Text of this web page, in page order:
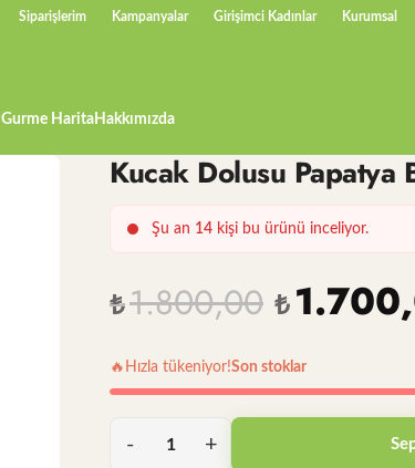
Siparişlerim Kampanyalar Girişimci Kadınlar Kurumsal
Gurme HaritaHakkımızda
Kucak Dolusu Papatya
Şu an 14 kişi bu ürünü inceliyor.
₺1.800,00 ₺
🔥 Hızla tükeniyor!Son stoklar